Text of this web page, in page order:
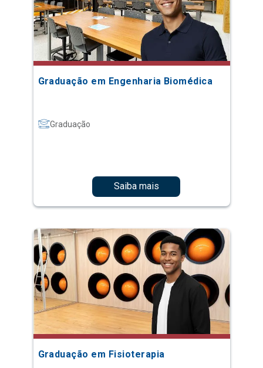
Graduação em Engenharia Biomédica
Graduação
Saiba mais
Graduação em Fisioterapia